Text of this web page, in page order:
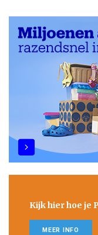
Kijk hier hoe je
MEER INFO